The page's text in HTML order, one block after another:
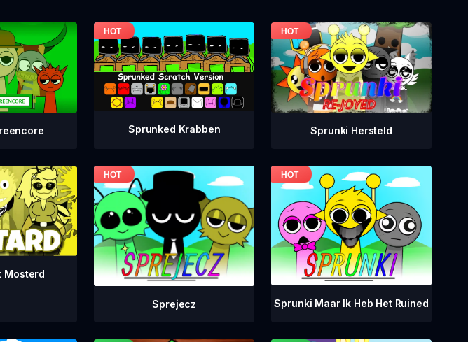
Sprunked Krabben Sprunki Hersteld
Mosterd
Sprejecz Sprunki Maar Ik Heb Het Ruined